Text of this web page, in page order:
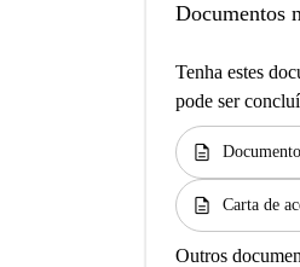
Documentos
Tenha estes
pode ser
description
description Carta de
Outros